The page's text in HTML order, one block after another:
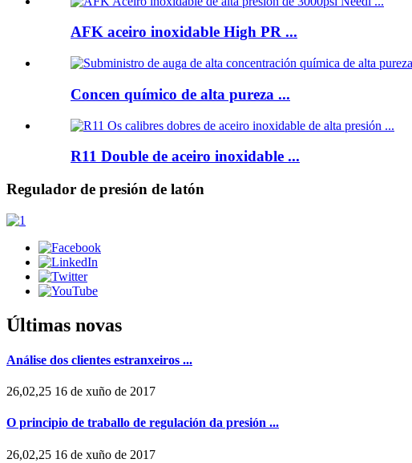
AFK aceiro inoxidable High PR ...
Concen químico de alta pureza ...
R11 Double de aceiro inoxidable ...
Regulador de presión de latón
Últimas novas
Análise dos clientes estranxeiros ...
26,02,25 16 de xuño de 2017
O principio de traballo de regulación da presión ...
26,02,25 16 de xuño de 2017